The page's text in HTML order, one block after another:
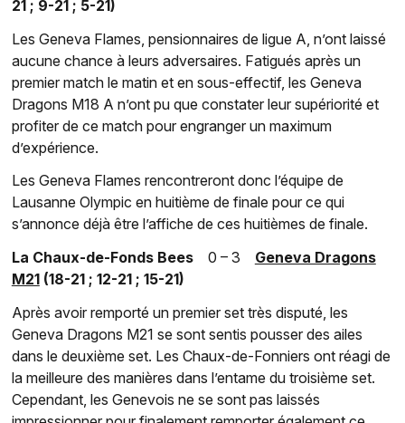
21 ; 9-21 ; 5-21)
Les Geneva Flames, pensionnaires de ligue A, n’ont laissé
aucune chance à leurs adversaires. Fatigués après un
premier match le matin et en sous-effectif, les Geneva
Dragons M18 A n’ont pu que constater leur supériorité et
profiter de ce match pour engranger un maximum
d’expérience.
Les Geneva Flames rencontreront donc l’équipe de
Lausanne Olympic en huitième de finale pour ce qui
s’annonce déjà être l’affiche de ces huitièmes de finale.
La Chaux-de-Fonds Bees
0 – 3
Geneva Dragons
M21(18-21 ; 12-21 ; 15-21)
Après avoir remporté un premier set très disputé, les
Geneva Dragons M21 se sont sentis pousser des ailes
dans le deuxième set. Les Chaux-de-Fonniers ont réagi de
la meilleure des manières dans l’entame du troisième set.
Cependant, les Genevois ne se sont pas laissés